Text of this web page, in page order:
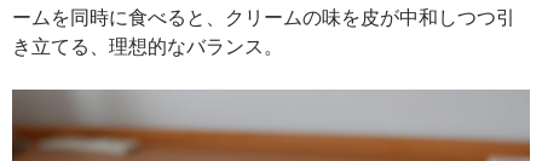
ームを同時に食べると、クリームの味を皮が中和しつつ引
き立てる、理想的なバランス。